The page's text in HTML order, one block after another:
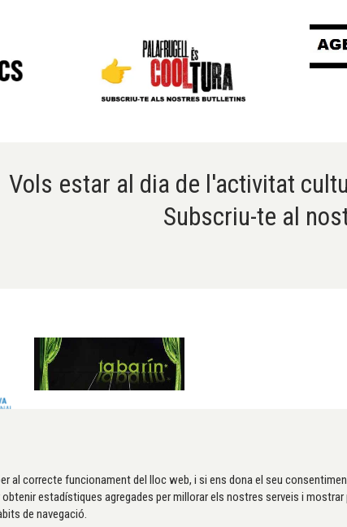
Vols estar al dia de l'activitat
Subscriu-te al
al correcte funcionament del lloc web, i si ens dona el seu
estadístiques agregades per millorar els nostres serveis i
de navegació.